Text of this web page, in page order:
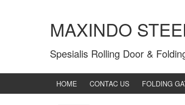
MAXINDO
Spesialis Rolling Door &
HOME CONTAC US FOLDING